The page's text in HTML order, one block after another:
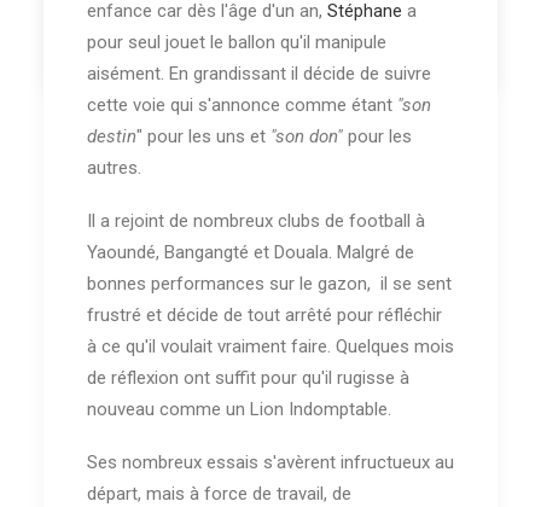
by Salma Amadore
enfance car dès l'âge d'un an, Stéphane a
pour seul jouet le ballon qu'il manipule
aisément. En grandissant il décide de suivre
cette voie qui s'annonce comme étant "son
destin" pour les uns et "son don" pour les
autres.
Il a rejoint de nombreux clubs de football à
Yaoundé, Bangangté et Douala. Malgré de
bonnes performances sur le gazon, il se sent
frustré et décide de tout arrêté pour réfléchir
à ce qu'il voulait vraiment faire. Quelques mois
de réflexion ont suffit pour qu'il rugisse à
nouveau comme un Lion Indomptable.
Ses nombreux essais s'avèrent infructueux au
départ, mais à force de travail, de